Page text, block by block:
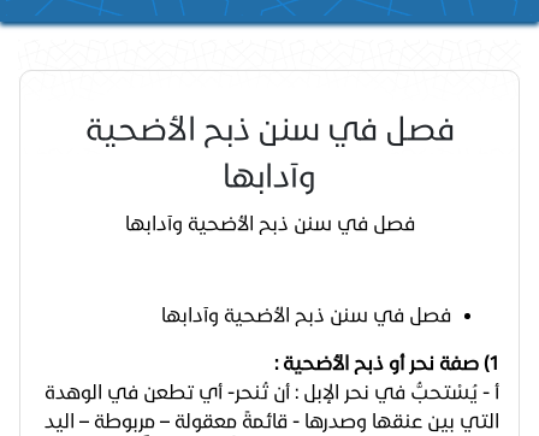
فصل في سنن ذبح الأضحية
وآدابها
فصل في سنن ذبح الأضحية وآدابها
فصل في سنن ذبح الأضحية وآدابها
1) صفة نحر أو ذبح الأضحية :
أ - يُسْتحبُّ في نحر الإبل : أن تُنحر- أي تطعن في الوهدة
التي بين عنقها وصدرها - قائمةً معقولة – مربوطة – اليد